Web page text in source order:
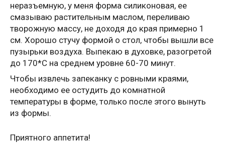
неразъемную, у меня форма силиконовая, ее
смазываю растительным маслом, переливаю
творожную массу, не доходя до края примерно 1
см. Хорошо стучу формой о стол, чтобы вышли все
пузырьки воздуха. Выпекаю в духовке, разогретой
до 170*С на среднем уровне 60-70 минут.
Чтобы извлечь запеканку с ровными краями,
необходимо ее остудить до комнатной
температуры в форме, только после этого вынуть
из формы.
Приятного аппетита!